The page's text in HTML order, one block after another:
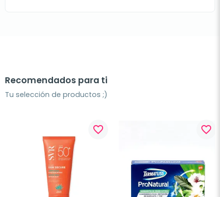
Recomendados para ti
Tu selección de productos ;)
favorite_border favorite_border